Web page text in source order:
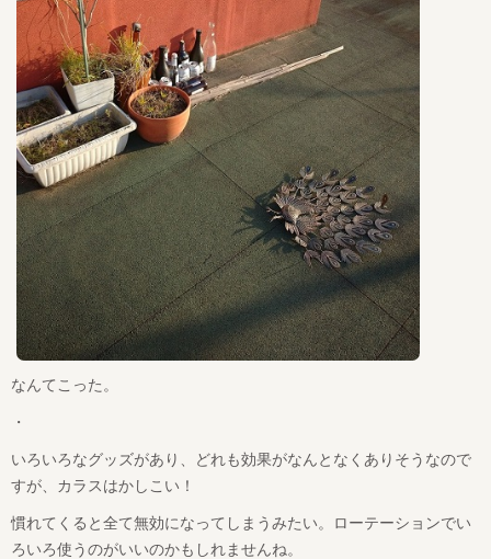
なんてこった。
・
いろいろなグッズがあり、どれも効果がなんとなくありそうなので
すが、カラスはかしこい！
慣れてくると全て無効になってしまうみたい。ローテーションでい
ろいろ使うのがいいのかもしれませんね。